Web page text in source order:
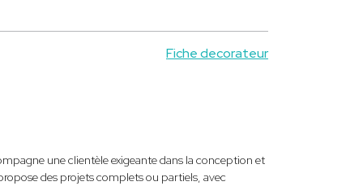
Fiche decorateur
une clientèle exigeante dans la conception et
des projets complets ou partiels, avec